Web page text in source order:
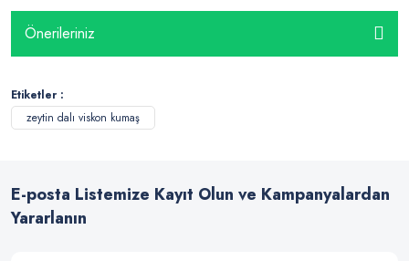
Önerileriniz
Etiketler :
zeytin dalı viskon kumaş
E-posta Listemize Kayıt Olun ve Kampanyalardan
Yararlanın